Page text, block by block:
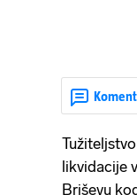
likvidacije
Briševu